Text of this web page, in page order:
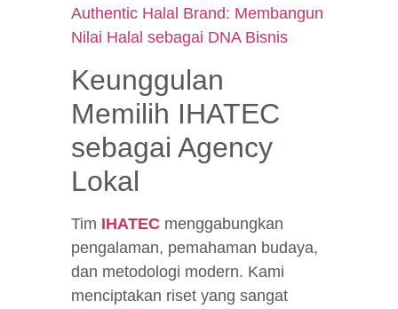
Authentic Halal Brand: Membangun
Nilai Halal sebagai DNA Bisnis
Keunggulan
Memilih IHATEC
sebagai Agency
Lokal
Tim IHATEC menggabungkan
pengalaman, pemahaman budaya,
dan metodologi modern. Kami
menciptakan riset yang sangat